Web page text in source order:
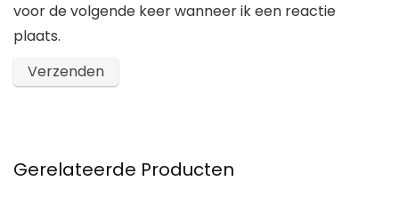
voor de volgende keer wanneer ik een reactie
plaats.
Gerelateerde Producten